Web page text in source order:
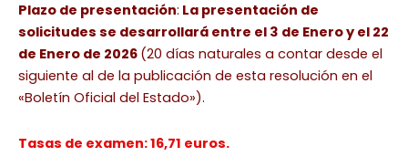
Plazo de presentación: La presentación de
solicitudes se desarrollará entre el 3 de Enero y el 22
de Enero de 2026 (20 días naturales a contar desde el
siguiente al de la publicación de esta resolución en el
«Boletín Oficial del Estado»).
Tasas de examen: 16,71 euros.